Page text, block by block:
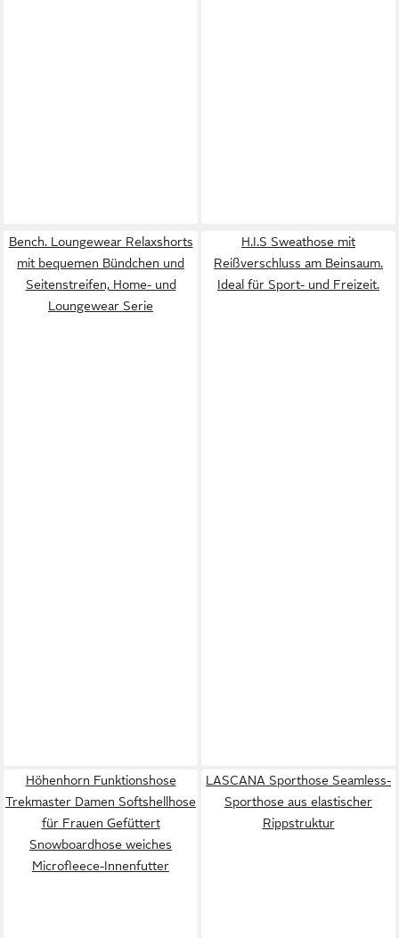
Bench. Loungewear Relaxshorts
mit bequemen Bündchen und
Seitenstreifen, Home- und
Loungewear Serie
H.I.S Sweathose mit
Reißverschluss am Beinsaum.
Ideal für Sport- und Freizeit.
Höhenhorn Funktionshose
Trekmaster Damen Softshellhose
für Frauen Gefüttert
Snowboardhose weiches
Microfleece-Innenfutter
LASCANA Sporthose Seamless-
Sporthose aus elastischer
Rippstruktur